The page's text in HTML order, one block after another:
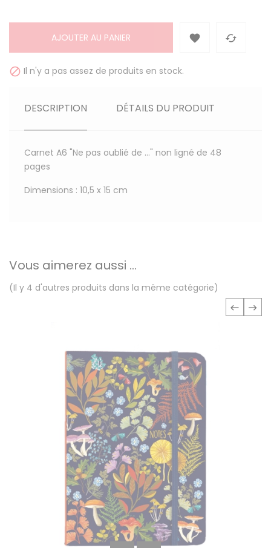
AJOUTER AU PANIER  
 Il n'y a pas assez de produits en stock.
DESCRIPTION DÉTAILS DU PRODUIT
Carnet A6 "Ne pas oublié de ..." non ligné de 48
pages
Dimensions : 10,5 x 15 cm
Vous aimerez aussi ...
(Il y 4 d'autres produits dans la même catégorie)